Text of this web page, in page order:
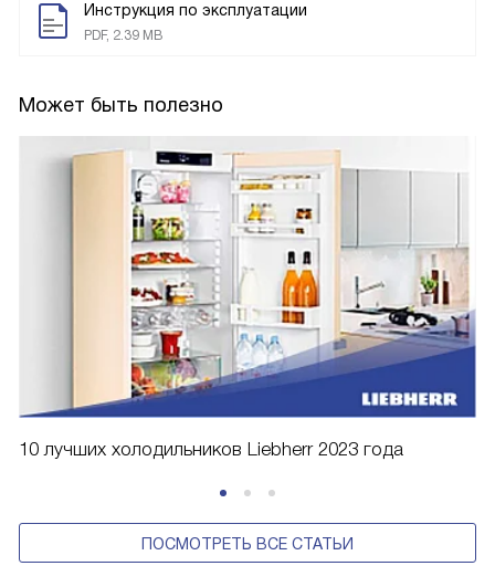
Инструкция по эксплуатации
PDF, 2.39 MB
Может быть полезно
10 лучших холодильников Liebherr 2023 года
ПОСМОТРЕТЬ ВСЕ СТАТЬИ